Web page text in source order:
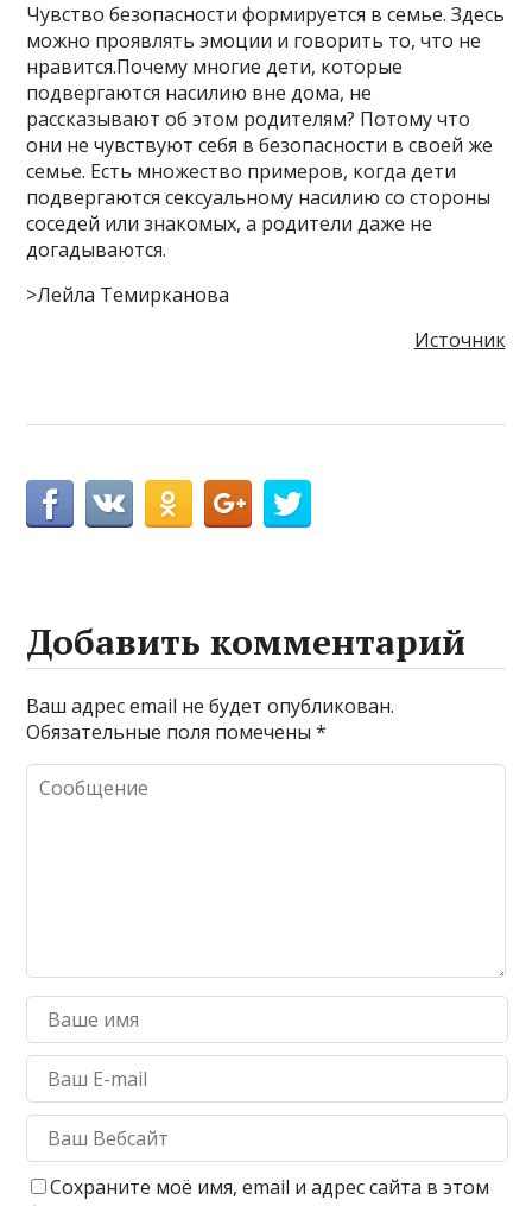
Чувство безопасности формируется в семье. Здесь
можно проявлять эмоции и говорить то, что не
нравится.Почему многие дети, которые
подвергаются насилию вне дома, не
рассказывают об этом родителям? Потому что
они не чувствуют себя в безопасности в своей же
семье. Есть множество примеров, когда дети
подвергаются сексуальному насилию со стороны
соседей или знакомых, а родители даже не
догадываются.
>Лейла Темирканова
Источник
Добавить комментарий
Ваш адрес email не будет опубликован.
Обязательные поля помечены*
Сохраните моё имя, email и адрес сайта в этом